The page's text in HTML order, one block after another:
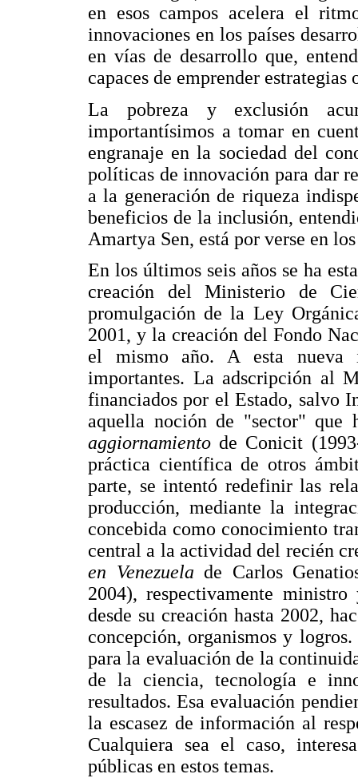
en esos campos acelera el
innovaciones en los países
en vías de desarrollo que,
capaces de emprender
La pobreza y exclusión
importantísimos a tomar en
engranaje en la sociedad del
políticas de innovación para dar
a la generación de riqueza
beneficios de la inclusión,
Amartya Sen, está por verse en
En los últimos seis años se ha
creación del Ministerio de
promulgación de la Ley
2001, y la creación del Fondo
el mismo año. A esta nueva
importantes. La adscripción al
financiados por el Estado, salvo
aquella noción de "sector" que
aggiornamiento de Conicit
práctica científica de otros
parte, se intentó redefinir las
producción, mediante la
concebida como conocimiento
central a la actividad del recién
en Venezuela de Carlos
2004), respectivamente
desde su creación hasta 2002,
concepción, organismos y
para la evaluación de la
de la ciencia, tecnología e
resultados. Esa evaluación
la escasez de información al
Cualquiera sea el caso,
públicas en estos temas.